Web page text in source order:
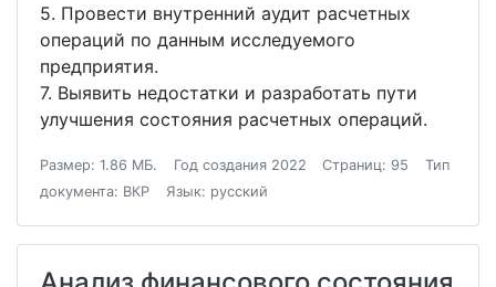
5. Провести внутренний аудит расчетных
операций по данным исследуемого
предприятия.
7. Выявить недостатки и разработать пути
улучшения состояния расчетных операций.
Размер: 1.86 МБ. Год создания 2022 Страниц: 95
Тип
документа: ВКР
Язык: русский